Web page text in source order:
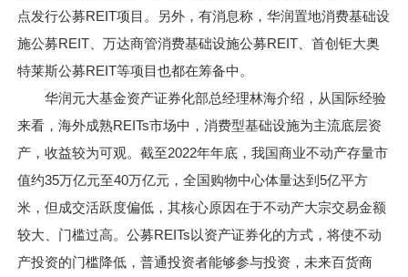
点发行公募REIT项目。另外，有消息称，华润置地消费基础设
施公募REIT、万达商管消费基础设施公募REIT、首创钜大奥
特莱斯公募REIT等项目也都在筹备中。
华润元大基金资产证券化部总经理林海介绍，从国际经验
来看，海外成熟REITs市场中，消费型基础设施为主流底层资
产，收益较为可观。截至2022年年底，我国商业不动产存量市
值约35万亿元至40万亿元，全国购物中心体量达到5亿平方
米，但成交活跃度偏低，其核心原因在于不动产大宗交易金额
较大、门槛过高。公募REITs以资产证券化的方式，将使不动
产投资的门槛降低，普通投资者能够参与投资，未来百货商